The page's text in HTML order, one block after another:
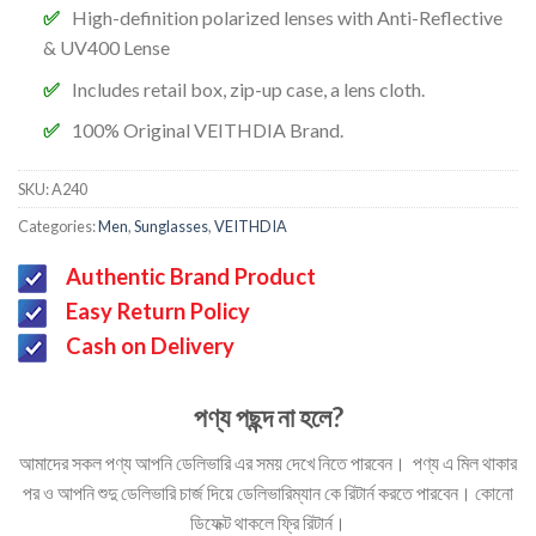
High-definition polarized lenses with Anti-Reflective
& UV400 Lense
Includes retail box, zip-up case, a lens cloth.
100% Original VEITHDIA Brand.
SKU:A240
Categories:Men,Sunglasses,VEITHDIA
Authentic Brand Product
Easy Return Policy
Cash on Delivery
পণ্য পছন্দ না হলে?
আমাদের সকল পণ্য আপনি ডেলিভারি এর সময় দেখে নিতে পারবেন। পণ্য এ মিল থাকার
পর ও আপনি শুদু ডেলিভারি চার্জ দিয়ে ডেলিভারিম্যান কে রিটার্ন করতে পারবেন। কোনো
ডিফেক্ট থাকলে ফ্রি রিটার্ন।